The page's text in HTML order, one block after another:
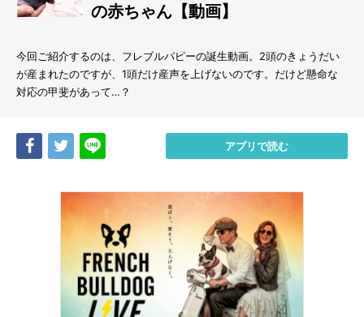
の赤ちゃん【動画】
今回ご紹介するのは、フレブルパピーの誕生動画。2頭のきょうだい
が産まれたのですが、1頭だけ産声を上げないのです。だけど懸命な
対応の甲斐があって…？
Share Tweet アプリで読む